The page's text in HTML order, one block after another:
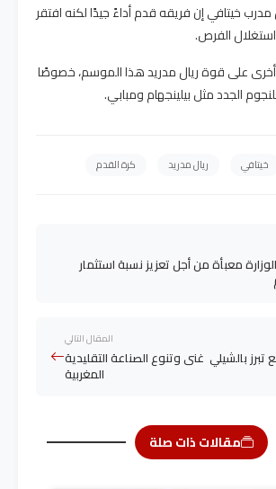
خيتافي إن فريقه قدم أداءً جيدًا لكنه افتقر
الفرص.
أخرى على قوة ريال مدريد هذا الموسم، خصوصًا
الجدد مثل بيلينجهام ومبابي.
خيتافي ريال مدريد كرة القدم
معبأة من أجل تعزيز نسبة استثمار
المقال التالي
تبرز بالشيلي غنى وتنوع الصناعة التقليدية
المغربية
مقالات ذات صلة